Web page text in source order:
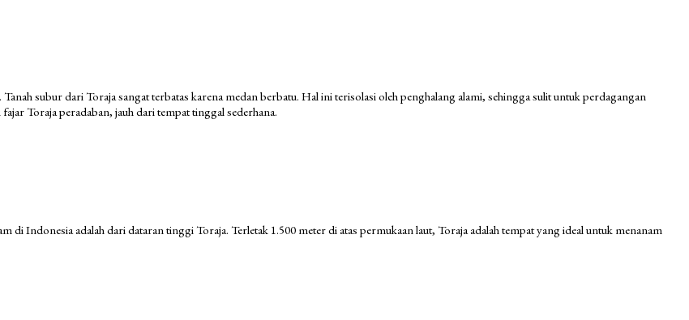
subur dari Toraja sangat terbatas karena medan berbatu. Hal ini terisolasi oleh penghalang alami, sehingga sulit untuk perdagangan
Toraja peradaban, jauh dari tempat tinggal sederhana.
di Indonesia adalah dari dataran tinggi Toraja. Terletak 1.500 meter di atas permukaan laut, Toraja adalah tempat yang ideal untuk menanam